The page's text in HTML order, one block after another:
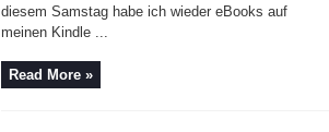
diesem Samstag habe ich wieder eBooks auf
meinen Kindle ...
Read More »